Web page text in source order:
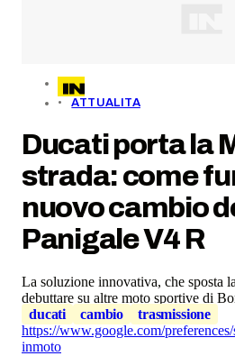
ATTUALITA
Ducati porta la
strada: come
nuovo cambio
Panigale V4 R
La soluzione innovativa, che sposta
debuttare su altre moto sportive di
ducati
cambio
trasmissione
https://www.google.com/
inmoto